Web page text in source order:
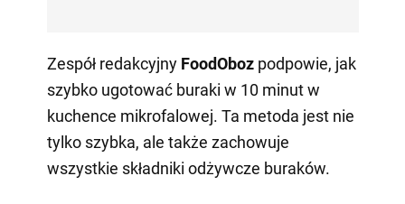
Zespół redakcyjny FoodOboz podpowie, jak
szybko ugotować buraki w 10 minut w
kuchence mikrofalowej. Ta metoda jest nie
tylko szybka, ale także zachowuje
wszystkie składniki odżywcze buraków.